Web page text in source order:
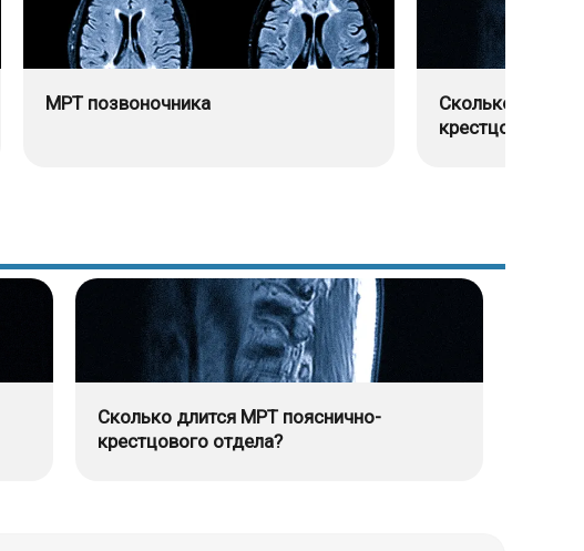
МРТ позвоночника
Сколько
крестцового
Сколько длится МРТ пояснично-
крестцового отдела?